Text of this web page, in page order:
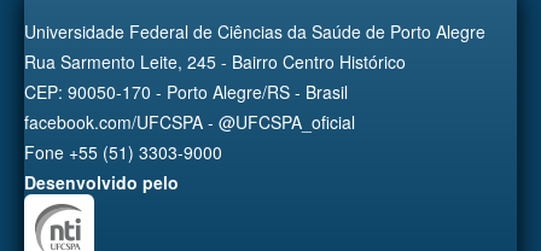
Universidade Federal de Ciências da Saúde de Porto Alegre
Rua Sarmento Leite, 245 - Bairro Centro Histórico
CEP: 90050-170 - Porto Alegre/RS - Brasil
facebook.com/UFCSPA - @UFCSPA_oficial
Fone +55 (51) 3303-9000
Desenvolvido pelo